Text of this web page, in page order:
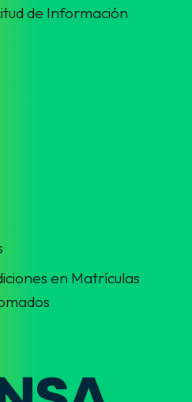
de Información
en Matrículas